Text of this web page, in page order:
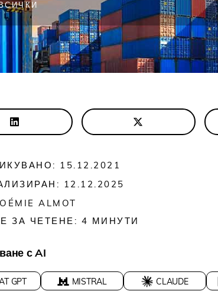
15.12.2021
12.12.2025
ALMOT
ЗА ЧЕТЕНЕ: 4 МИНУТИ
с AI
GPT MISTRAL CLAUDE